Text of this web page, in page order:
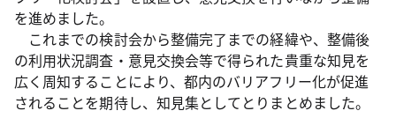
を進めました。
これまでの検討会から整備完了までの経緯や、整備後
の利用状況調査・意見交換会等で得られた貴重な知見を
広く周知することにより、都内のバリアフリー化が促進
されることを期待し、知見集としてとりまとめました。